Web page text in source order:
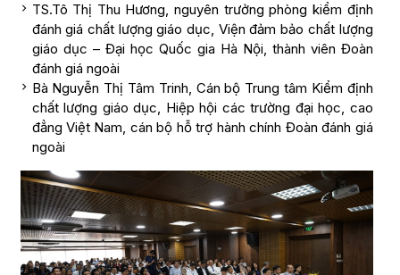
TS.Tô Thị Thu Hương, nguyên trưởng phòng kiểm định
đánh giá chất lượng giáo dục, Viện đảm bảo chất lượng
giáo dục – Đại học Quốc gia Hà Nội, thành viên Đoàn
đánh giá ngoài
Bà Nguyễn Thị Tâm Trinh, Cán bộ Trung tâm Kiểm định
chất lượng giáo dục, Hiệp hội các trường đại học, cao
đẳng Việt Nam, cán bộ hỗ trợ hành chính Đoàn đánh giá
ngoài